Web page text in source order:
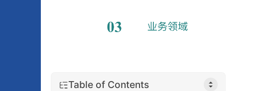
Table of Contents